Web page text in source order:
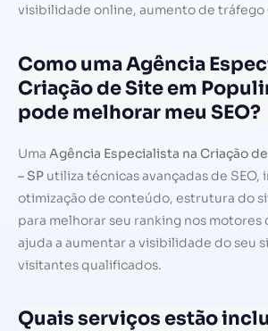
visibilidade online, aumento de tráfego
Como uma Agência
Criação de Site em
pode melhorar meu SEO?
Uma Agência Especialista na Criação
– SP utiliza técnicas avançadas de SEO,
otimização de conteúdo, estrutura do
para melhorar seu ranking nos motores
ajuda a aumentar a visibilidade do seu
visitantes qualificados.
Quais serviços estão